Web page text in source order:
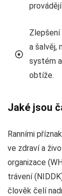
Zlepšení
a šalvěj,
systém
obtíže.
Jaké jsou
Ranními
ve zdraví a
organizace
trávení
člověk čelí